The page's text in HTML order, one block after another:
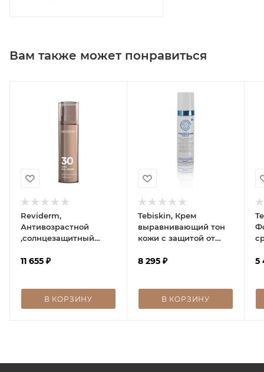
Вам также может понравиться
Reviderm,
Антивозрастной
,солнцезащитный
shield SPF 30
11 655 ₽
В КОРЗИНУ
Tebiskin, Крем
выравнивающий тон
кожи с защитой от
8 295 ₽
В КОРЗИНУ
5